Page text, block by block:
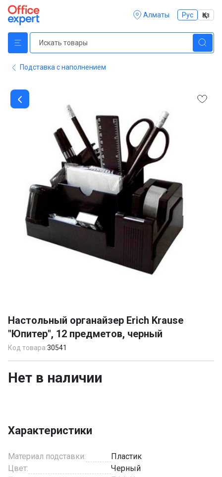
Алматы Рус Қаз
Подставка с наполнением
of
1
Настольный органайзер Erich Krause
"Юпитер", 12 предметов, черный
Код товара:30541
Нет в наличии
Характеристики
Материал подставки:
Пластик
Цвет:
Черный